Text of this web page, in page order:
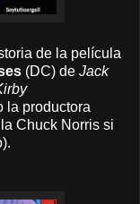
de la película
(DC) de Jack
la productora
Chuck Norris si